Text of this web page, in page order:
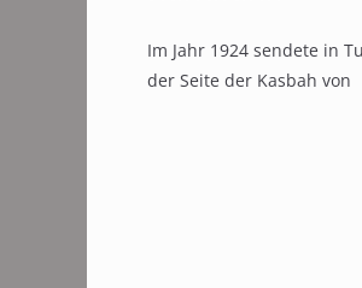
Im Jahr 1924 sendete in
der Seite der Kasbah von